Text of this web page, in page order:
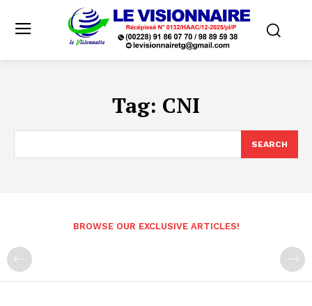
Tag: CNI
SEARCH
BROWSE OUR EXCLUSIVE ARTICLES!